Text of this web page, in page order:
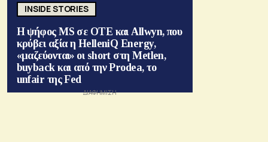
INSIDE STORIES
Η ψήφος MS σε ΟΤΕ και Allwyn, που
κρύβει αξία η HelleniQ Energy,
«μαζεύονται» οι short στη Metlen,
buyback και από την Prodea, το
unfair της Fed